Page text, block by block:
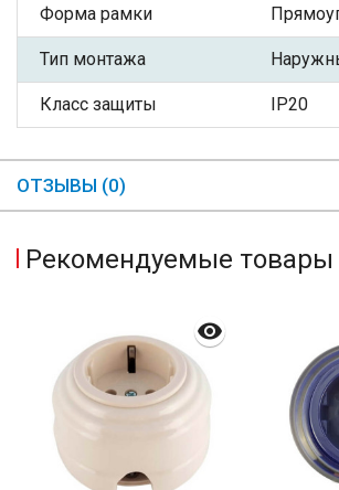
Форма рамки
Тип монтажа
Класс защиты IP20
ОТЗЫВЫ (0)
Рекомендуемые товары